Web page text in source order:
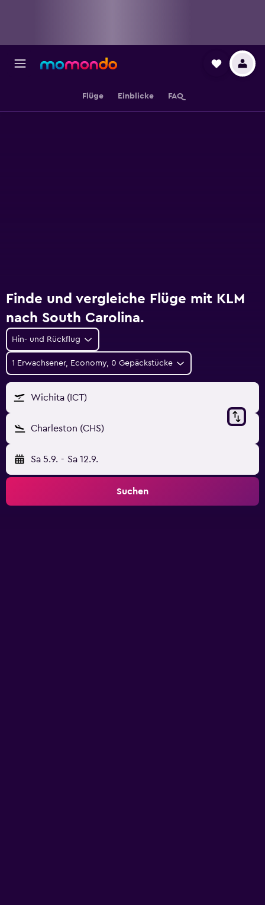
Flüge Einblicke FAQ
Finde und vergleiche Flüge mit KLM
nach South Carolina.
Hin- und Rückflug
1 Erwachsener, Economy, 0 Gepäckstücke
Wichita (ICT)
Charleston (CHS)
Sa 5.9. - Sa 12.9.
Suchen